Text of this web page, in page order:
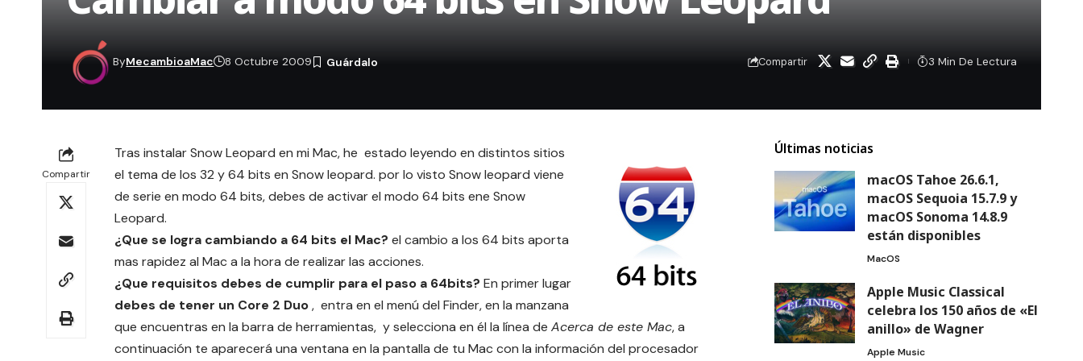
ByMecambioaMac 8 Octubre 2009 Compartir 3 Min De Lectura
Compartir
Tras instalar Snow Leopard en mi Mac, he estado leyendo en distintos sitios
el tema de los 32 y 64 bits en Snow leopard. por lo visto Snow leopard viene
de serie en modo 64 bits, debes de activar el modo 64 bits ene Snow
Leopard.
¿Que se logra cambiando a 64 bits el Mac? el cambio a los 64 bits aporta
mas rapidez al Mac a la hora de realizar las acciones.
¿Que requisitos debes de cumplir para el paso a 64bits? En primer lugar
debes de tener un Core 2 Duo, entra en el menú del Finder, en la manzana
que encuentras en la barra de herramientas, y selecciona en él la línea de Acerca de este Mac, a
continuación te aparecerá una ventana en la pantalla de tu Mac con la información del procesador
Últimas noticias
macOS Tahoe 26.6.1,
macOS Sequoia 15.7.9 y
macOS Sonoma 14.8.9
están disponibles
MacOS
Apple Music Classical
celebra los 150 años de «El
anillo» de Wagner
Apple Music